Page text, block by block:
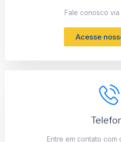
Fale conosco
Acesse
Entre em contato com